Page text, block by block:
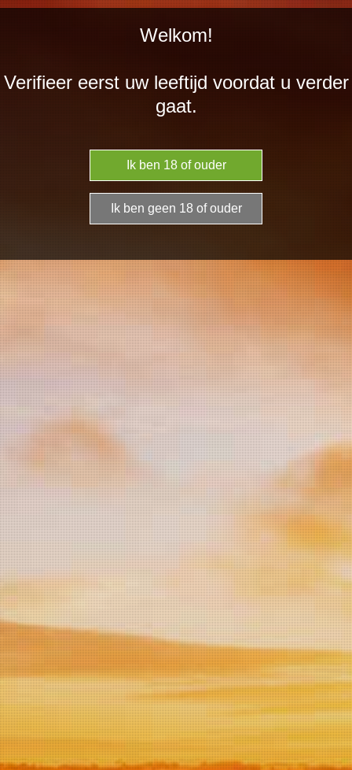
de
Over ons
Hartelijk dank voor het bezoeken van onze website
Aangenaam kennis met u te maken, mijn naam is Jan Dekker
handelend onder de naam Vino Panini in Vriezenveen.
Het wijnimport bedrijf is samen met mijn gezin ontstaan
vanuit mijn hobby. Eerst gewerkt te hebben voor een
plaatselijke wijnimport bedrijf, nadat deze verhuisde naar een
locatie buiten Vriezenveen, heb ik besloten om mijn hobby als
zelfstandige in 2013 te starten!
De distributie vindt plaats in Vriezenveen.
Meren deel van de wijnen komen van kleinere wijn
producenten, geen jaar dezelfde smaak en toch ieder jaar
spannend hoe het product zich weer ontwikkeld.
Wij verkopen in hoofdzaak wijnen van wijnmakers die we zelf
hebben bezocht en in de toekomst ook zullen blijven bezoeken
om er zeker van te zijn dat de kwaliteit gewaarborgd blijft.
Welkom!
Verifieer eerst uw leeftijd voordat u verder
gaat.